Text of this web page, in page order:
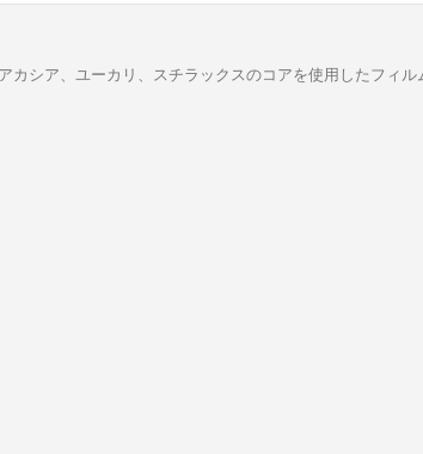
シア、ユーカリ、スチラックスのコアを使用したフィ